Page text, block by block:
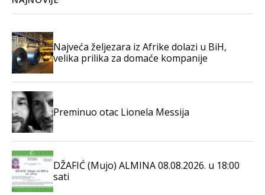
Najveća željezara iz Afrike dolazi u BiH,
velika prilika za domaće kompanije
Preminuo otac Lionela Messija
DŽAFIĆ (Mujo) ALMINA 08.08.2026. u 18:00
sati